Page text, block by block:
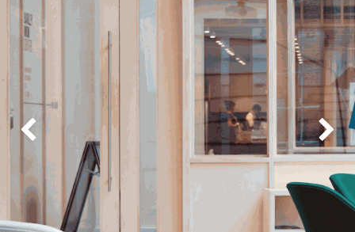
Précédent